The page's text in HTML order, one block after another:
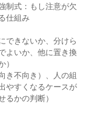
制式：もし注意が欠
仕組み
できないか、分けら
よいか、他に置き換
き不向き）、人の組
やすくなるケースが
かの判断）